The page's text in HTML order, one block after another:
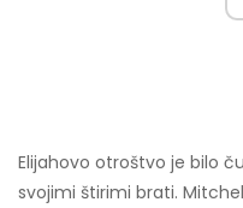
Elijahovo otroštvo je bilo
svojimi štirimi brati.